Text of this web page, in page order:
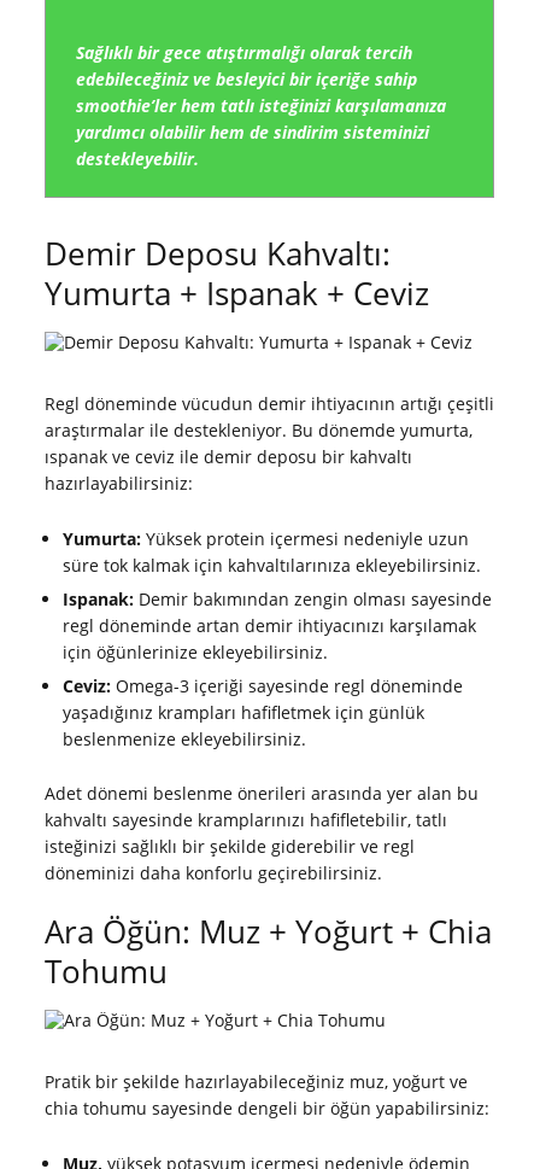
Sağlıklı bir gece atıştırmalığı olarak tercih
edebileceğiniz ve besleyici bir içeriğe sahip
smoothie’ler hem tatlı isteğinizi karşılamanıza
yardımcı olabilir hem de sindirim sisteminizi
destekleyebilir.
Demir Deposu Kahvaltı:
Yumurta + Ispanak + Ceviz
Regl döneminde vücudun demir ihtiyacının artığı çeşitli
araştırmalar ile destekleniyor. Bu dönemde yumurta,
ıspanak ve ceviz ile demir deposu bir kahvaltı
hazırlayabilirsiniz:
Yumurta: Yüksek protein içermesi nedeniyle uzun
süre tok kalmak için kahvaltılarınıza ekleyebilirsiniz.
Ispanak: Demir bakımından zengin olması sayesinde
regl döneminde artan demir ihtiyacınızı karşılamak
için öğünlerinize ekleyebilirsiniz.
Ceviz: Omega-3 içeriği sayesinde regl döneminde
yaşadığınız krampları hafifletmek için günlük
beslenmenize ekleyebilirsiniz.
Adet dönemi beslenme önerileri arasında yer alan bu
kahvaltı sayesinde kramplarınızı hafifletebilir, tatlı
isteğinizi sağlıklı bir şekilde giderebilir ve regl
döneminizi daha konforlu geçirebilirsiniz.
Ara Öğün: Muz + Yoğurt + Chia
Tohumu
Pratik bir şekilde hazırlayabileceğiniz muz, yoğurt ve
chia tohumu sayesinde dengeli bir öğün yapabilirsiniz:
Muz, yüksek potasyum içermesi nedeniyle ödemin